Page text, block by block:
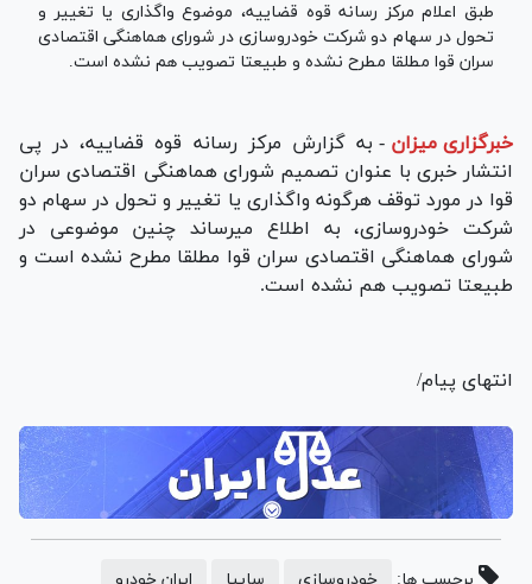
طبق اعلام مرکز رسانه قوه قضاییه، موضوع واگذاری یا تغییر و
تحول در سهام دو شرکت خودروسازی در شورای هماهنگی اقتصادی
سران قوا مطلقا مطرح نشده و طبیعتا تصویب هم نشده است.
خبرگزاری میزان - به گزارش مرکز رسانه قوه قضاییه، در پی
انتشار خبری با عنوان تصمیم‌ شورای هماهنگی اقتصادی سران
قوا در مورد توقف هرگونه واگذاری یا تغییر و تحول در سهام دو
شرکت خودروسازی، به اطلاع میرساند چنین موضوعی در
شورای هماهنگی اقتصادی سران قوا مطلقا مطرح نشده است و
طبیعتا تصویب هم نشده است.
انتهای پیام/